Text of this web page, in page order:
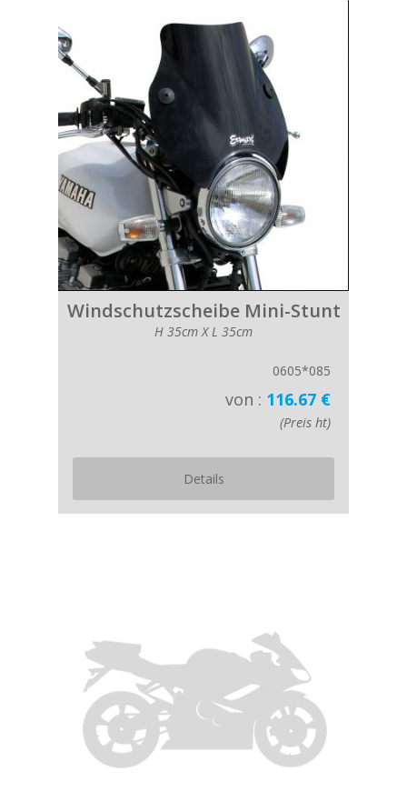
Windschutzscheibe Mini-Stunt
H 35cm X L 35cm
0605*085
von : 116.67 €
(Preis ht)
Details